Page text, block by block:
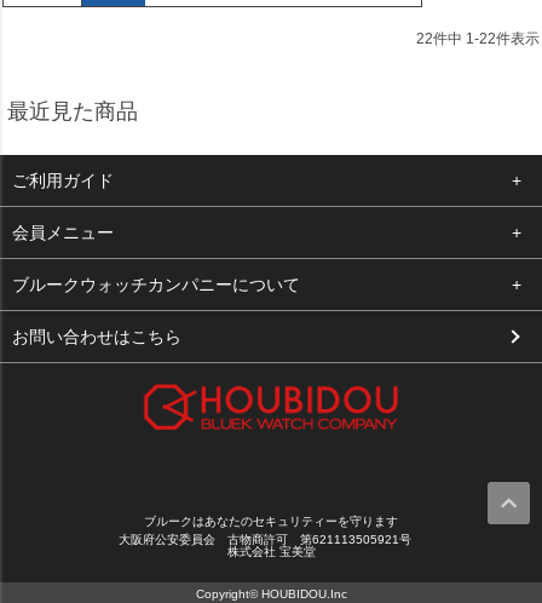
22件中 1-22件表示
最近見た商品
ご利用ガイド
よくある質問
支払い・送料
お客様の声
会員メニュー
ログイン
お気に入り
ブルークウォッチカンパニーについて
会社概要
お問い合わせはこちら
ブルークはあなたのセキュリティーを守ります
大阪府公安委員会 古物商許可 第621113505921号
株式会社 宝美堂
Copyright© HOUBIDOU.Inc